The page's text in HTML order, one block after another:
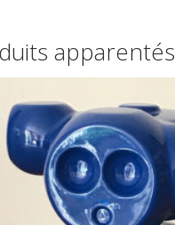
apparentés